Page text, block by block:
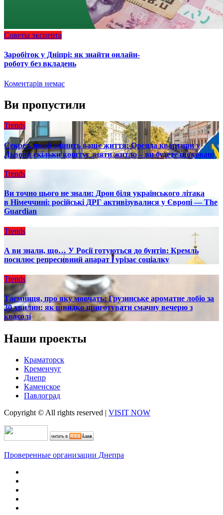
Советы эксперта
Заробіток у Дніпрі: як знайти онлайн-
роботу без вкладень
Коментарів немає
Ви пропустили
Trends
Секрет, який змінить ваше життя: Оренда квартири у
Львові: скільки коштує зняти житло – ви будете шоковані
Trends
Ви точно цього не знали: Дрон біля українського літака
в Німеччині: російські ДРГ активізувалися у Європі — The
Guardian
Trends
А ви знали, що… У Росії готуються до бунтів: Кремль
посилює репресивний апарат і урізає соціалку
Trends
Таємниця, про яку мовчать: Грузинське ароматне лобіо за
30 хвилин: як швидко приготувати смачну вечерю з
квасолі
Наши проекты
Краматорск
Кременчуг
Днепр
Каменское
Павлоград
Copyright © All rights reserved | VISIT NOW
Проверенные организации Днепра